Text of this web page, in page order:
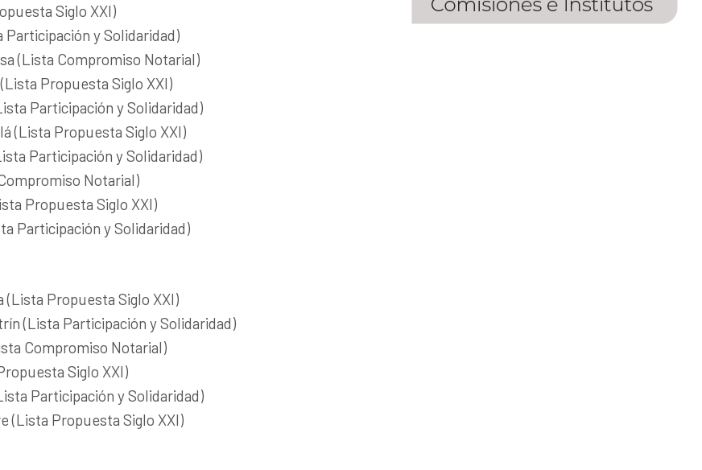
Siglo XXI)
y Solidaridad)
(Lista Compromiso Notarial)
Propuesta Siglo XXI)
Participación y Solidaridad)
(Lista Propuesta Siglo XXI)
Participación y Solidaridad)
Notarial)
Propuesta Siglo XXI)
Participación y Solidaridad)
(Lista Propuesta Siglo XXI)
(Lista Participación y Solidaridad)
Compromiso Notarial)
Siglo XXI)
Participación y Solidaridad)
(Lista Propuesta Siglo XXI)